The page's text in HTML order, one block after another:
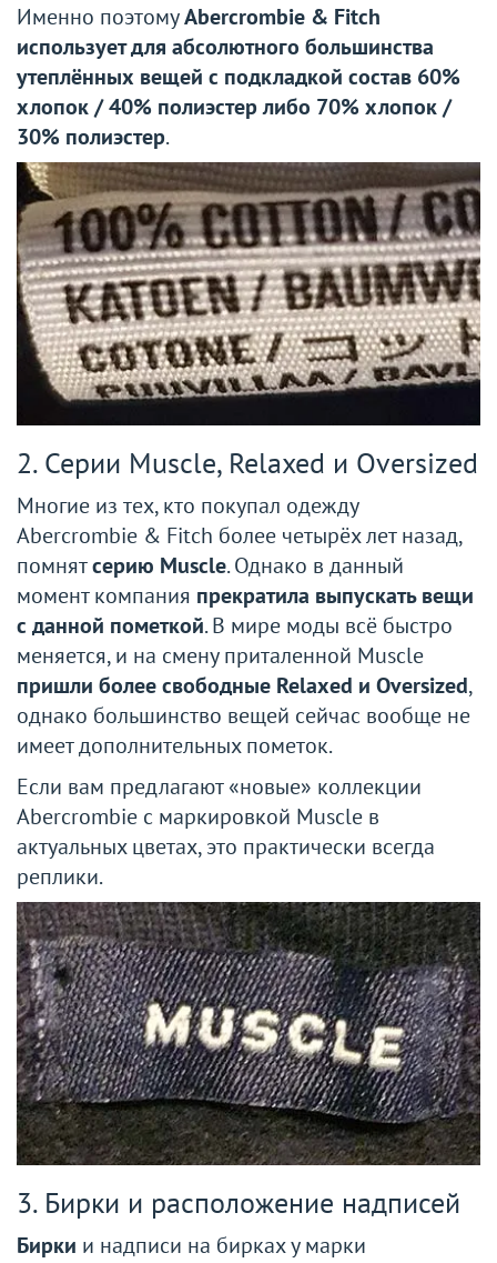
Именно поэтомуAbercrombie & Fitch
использует для абсолютного большинства
утеплённых вещей с подкладкой состав 60%
хлопок / 40% полиэстер либо 70% хлопок /
30% полиэстер.
2. Серии Muscle, Relaxed и Oversized
Многие из тех, кто покупал одежду
Abercrombie & Fitch более четырёх лет назад,
помнятсерию Muscle. Однако в данный
момент компания прекратила выпускать вещи
с данной пометкой. В мире моды всё быстро
меняется, и на смену приталенной Muscle
пришли более свободные Relaxed и Oversized,
однако большинство вещей сейчас вообще не
имеет дополнительных пометок.
Если вам предлагают «новые» коллекции
Abercrombie с маркировкой Muscle в
актуальных цветах, это практически всегда
реплики.
3. Бирки и расположение надписей
Бирки и надписи на бирках у марки